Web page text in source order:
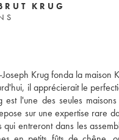
KRUG
Krug fonda la maison
il apprécierait le
est l'une des seules
sur une expertise rare
entreront dans les